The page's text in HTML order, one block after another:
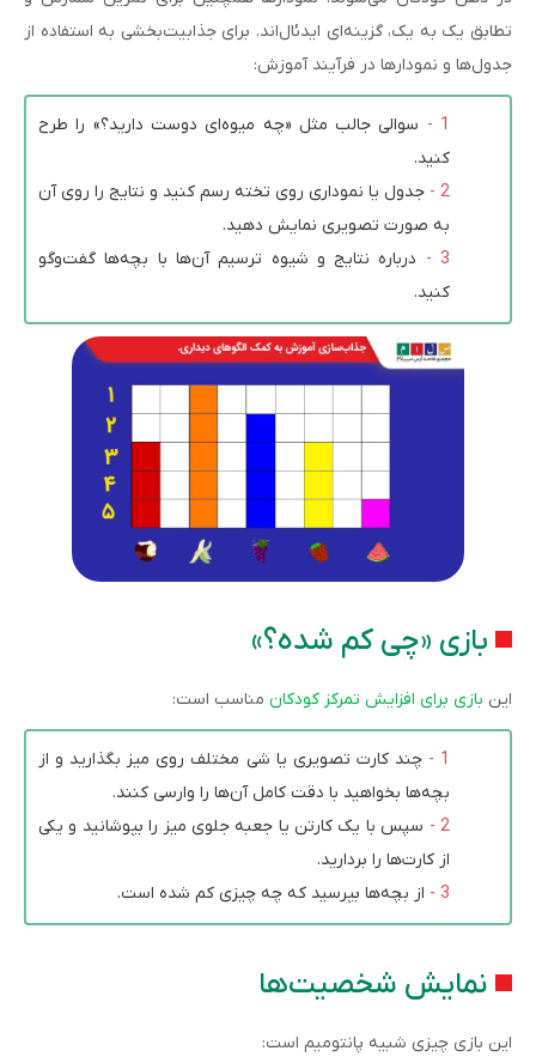
تطابق یک به یک، گزینه‌ای ایدئال‌اند. برای جذابیت‌بخشی به استفاده از
جدول‌ها و نمودارها در فرآیند آموزش:
سوالی جالب مثل «چه میوه‌ای دوست دارید؟» را طرح
کنید.
جدول یا نموداری روی تخته رسم کنید و نتایج را روی آن
به صورت تصویری نمایش دهید.
درباره نتایج و شیوه ترسیم آن‌ها با بچه‌ها گفت‌وگو
کنید.
بازی «چی کم شده؟»
این بازی برای افزایش تمرکز کودکان مناسب است:
چند کارت تصویری یا شی مختلف روی میز بگذارید و از
بچه‌ها بخواهید با دقت کامل آن‌ها را وارسی کنند.
سپس با یک کارتن یا جعبه جلوی میز را بپوشانید و یکی
از کارت‌ها را بردارید.
از بچه‌ها بپرسید که چه چیزی کم شده است.
نمایش شخصیت‌ها
این بازی چیزی شبیه پانتومیم است: